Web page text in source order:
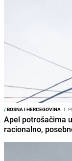
/BOSNA I HERCEGOVINA I
Apel potrošačima
racionalno,